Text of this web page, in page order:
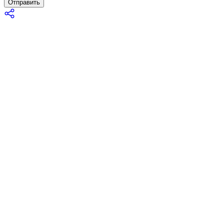
Отправить